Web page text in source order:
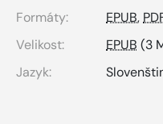
Formáty:
EPUB,
Velikost:
EPUB (3
Jazyk: